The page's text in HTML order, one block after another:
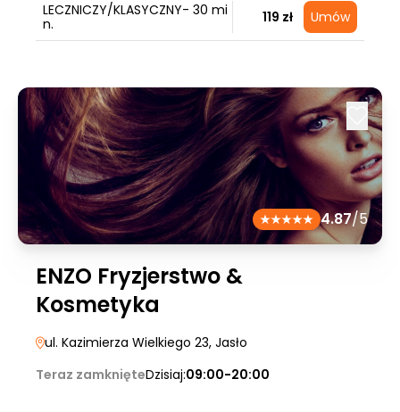
LECZNICZY/KLASYCZNY- 30 mi
n.
119 zł Umów
4.87/5
ENZO Fryzjerstwo &
Kosmetyka
ul. Kazimierza Wielkiego 23, Jasło
Teraz zamknięteDzisiaj:09:00-20:00